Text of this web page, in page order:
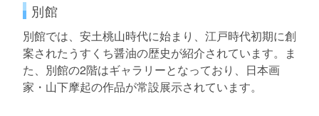
別館
別館では、安土桃山時代に始まり、江戸時代初期に創
案されたうすくち醤油の歴史が紹介されています。ま
た、別館の2階はギャラリーとなっており、日本画
家・山下摩起の作品が常設展示されています。